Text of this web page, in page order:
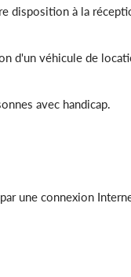
disposition à la
d'un véhicule de
avec handicap.
une connexion